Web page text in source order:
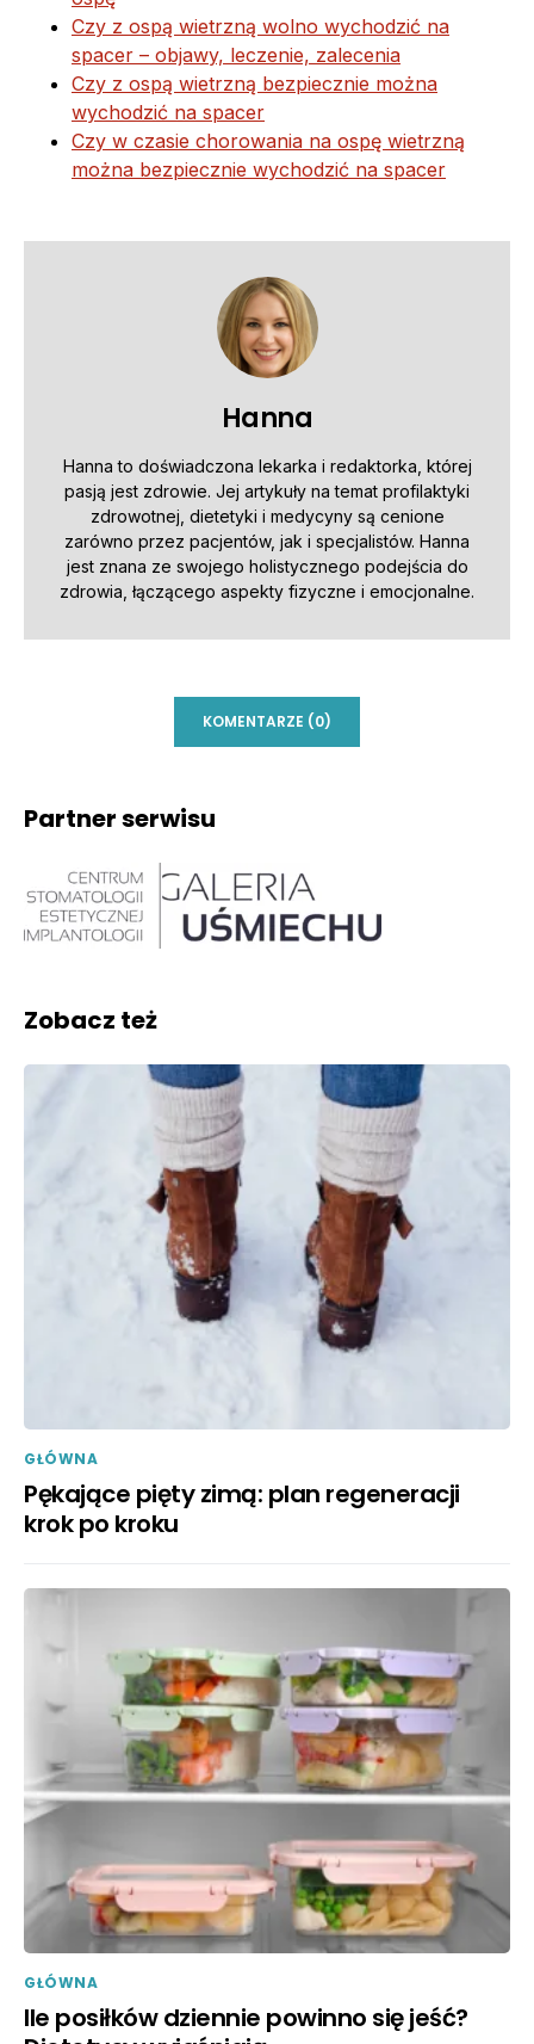
Czy z ospą wietrzną wolno wychodzić na
spacer – objawy, leczenie, zalecenia
Czy z ospą wietrzną bezpiecznie można
wychodzić na spacer
Czy w czasie chorowania na ospę wietrzną
można bezpiecznie wychodzić na spacer
Hanna
Hanna to doświadczona lekarka i redaktorka, której
pasją jest zdrowie. Jej artykuły na temat profilaktyki
zdrowotnej, dietetyki i medycyny są cenione
zarówno przez pacjentów, jak i specjalistów. Hanna
jest znana ze swojego holistycznego podejścia do
zdrowia, łączącego aspekty fizyczne i emocjonalne.
KOMENTARZE (0)
Partner serwisu
Zobacz też
GŁÓWNA
Pękające pięty zimą: plan regeneracji
krok po kroku
GŁÓWNA
Ile posiłków dziennie powinno się jeść?